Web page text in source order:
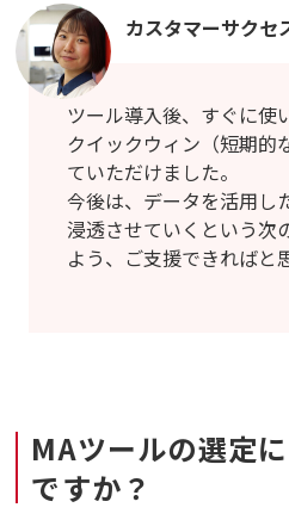
カスタマーサクセ
ツール導入後、すぐに使
クイックウィン（短期的
ていただけました。
今後は、データを活用し
浸透させていくという次
よう、ご支援できればと
MAツールの選定
ですか？